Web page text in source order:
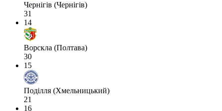
Чернігів (Чернігів)
31
14
Ворскла (Полтава)
30
15
Поділля (Хмельницький)
21
16